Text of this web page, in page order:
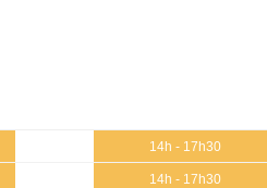
14h - 17h30
14h - 17h30